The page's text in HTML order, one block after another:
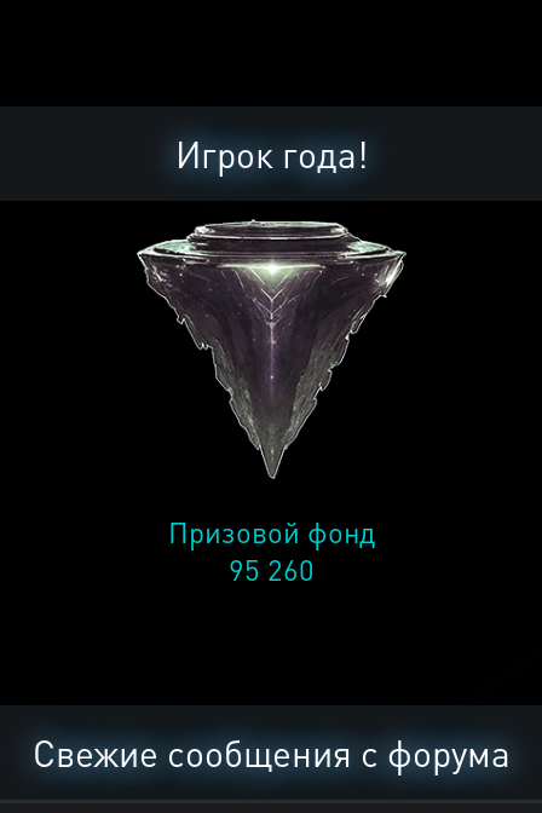
Игрок года!
Призовой фонд
95 260
Свежие сообщения с форума